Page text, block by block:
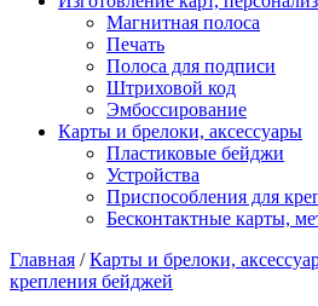
Магнитная полоса
Печать
Полоса для подписи
Штриховой код
Эмбоссирование
Карты и брелоки, аксессуары
Пластиковые бейджи
Устройства
Приспособления для
Бесконтактные карты,
Главная / Карты и брелоки,
крепления бейджей